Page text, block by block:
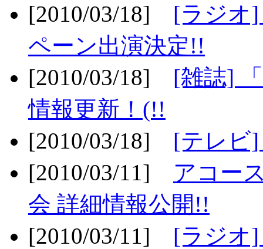
[2010/03/18] [ラジオ
ペーン出演決定!!
[2010/03/18] [雑誌]
情報更新！(!!
[2010/03/18] [テレビ
[2010/03/11] アコー
会 詳細情報公開!!
[2010/03/11] [ラジオ